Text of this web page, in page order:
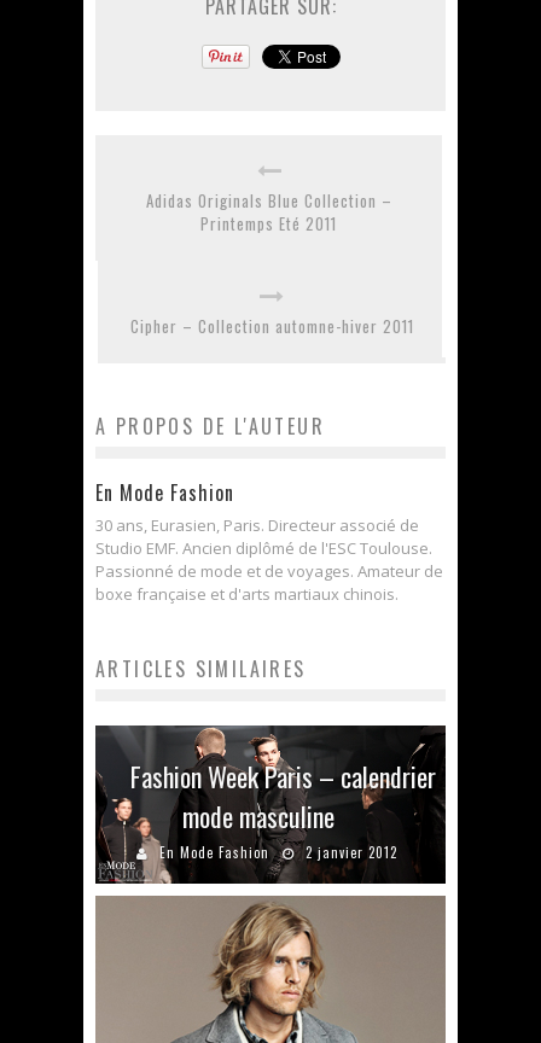
PARTAGER SUR:
Adidas Originals Blue Collection –
Printemps Eté 2011
Cipher – Collection automne-hiver 2011
A PROPOS DE L'AUTEUR
En Mode Fashion
30 ans, Eurasien, Paris. Directeur associé de
Studio EMF. Ancien diplômé de l'ESC Toulouse.
Passionné de mode et de voyages. Amateur de
boxe française et d'arts martiaux chinois.
ARTICLES SIMILAIRES
Fashion Week Paris – calendrier
mode masculine
En Mode Fashion 2 janvier 2012